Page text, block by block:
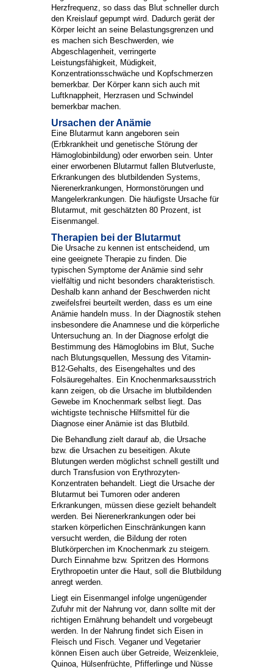
Herzfrequenz, so dass das Blut schneller durch
den Kreislauf gepumpt wird. Dadurch gerät der
Körper leicht an seine Belastungsgrenzen und
es machen sich Beschwerden, wie
Abgeschlagenheit, verringerte
Leistungsfähigkeit, Müdigkeit,
Konzentrationsschwäche und Kopfschmerzen
bemerkbar. Der Körper kann sich auch mit
Luftknappheit, Herzrasen und Schwindel
bemerkbar machen.
Ursachen der Anämie
Eine Blutarmut kann angeboren sein
(Erbkrankheit und genetische Störung der
Hämoglobinbildung) oder erworben sein. Unter
einer erworbenen Blutarmut fallen Blutverluste,
Erkrankungen des blutbildenden Systems,
Nierenerkrankungen, Hormonstörungen und
Mangelerkrankungen. Die häufigste Ursache für
Blutarmut, mit geschätzten 80 Prozent, ist
Eisenmangel.
Therapien bei der Blutarmut
Die Ursache zu kennen ist entscheidend, um
eine geeignete Therapie zu finden. Die
typischen Symptome der Anämie sind sehr
vielfältig und nicht besonders charakteristisch.
Deshalb kann anhand der Beschwerden nicht
zweifelsfrei beurteilt werden, dass es um eine
Anämie handeln muss. In der Diagnostik stehen
insbesondere die Anamnese und die körperliche
Untersuchung an. In der Diagnose erfolgt die
Bestimmung des Hämoglobins im Blut, Suche
nach Blutungsquellen, Messung des Vitamin-
B12-Gehalts, des Eisengehaltes und des
Folsäuregehaltes. Ein Knochenmarksausstrich
kann zeigen, ob die Ursache im blutbildenden
Gewebe im Knochenmark selbst liegt. Das
wichtigste technische Hilfsmittel für die
Diagnose einer Anämie ist das Blutbild.
Die Behandlung zielt darauf ab, die Ursache
bzw. die Ursachen zu beseitigen. Akute
Blutungen werden möglichst schnell gestillt und
durch Transfusion von Erythrozyten-
Konzentraten behandelt. Liegt die Ursache der
Blutarmut bei Tumoren oder anderen
Erkrankungen, müssen diese gezielt behandelt
werden. Bei Nierenerkrankungen oder bei
starken körperlichen Einschränkungen kann
versucht werden, die Bildung der roten
Blutkörperchen im Knochenmark zu steigern.
Durch Einnahme bzw. Spritzen des Hormons
Erythropoetin unter die Haut, soll die Blutbildung
anregt werden.
Liegt ein Eisenmangel infolge ungenügender
Zufuhr mit der Nahrung vor, dann sollte mit der
richtigen Ernährung behandelt und vorgebeugt
werden. In der Nahrung findet sich Eisen in
Fleisch und Fisch. Veganer und Vegetarier
können Eisen auch über Getreide, Weizenkleie,
Quinoa, Hülsenfrüchte, Pfifferlinge und Nüsse